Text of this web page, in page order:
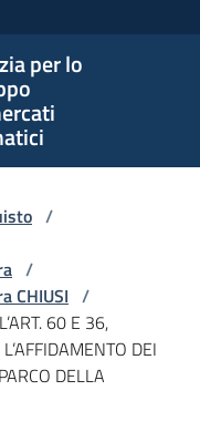
per lo
/
/
CHIUSI /
60 E 36,
DEI
DELLA